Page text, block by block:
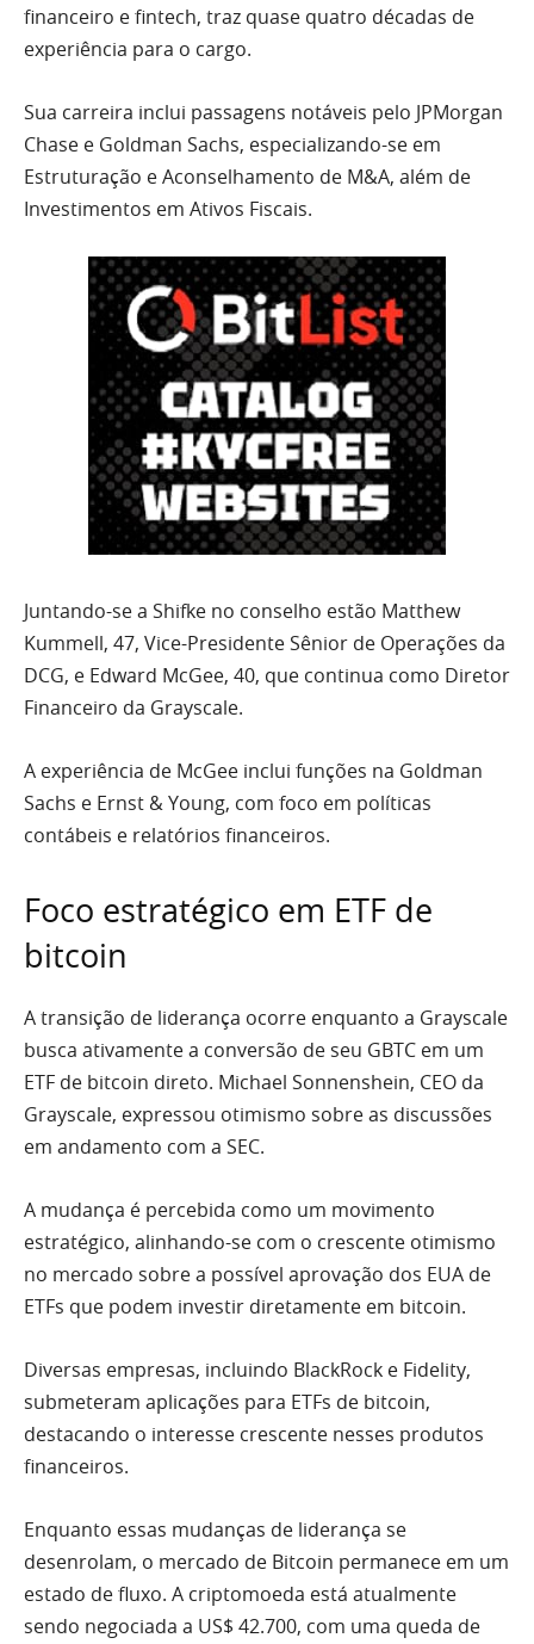
financeiro e fintech, traz quase quatro décadas de
experiência para o cargo.
Sua carreira inclui passagens notáveis pelo JPMorgan
Chase e Goldman Sachs, especializando-se em
Estruturação e Aconselhamento de M&A, além de
Investimentos em Ativos Fiscais.
Juntando-se a Shifke no conselho estão Matthew
Kummell, 47, Vice-Presidente Sênior de Operações da
DCG, e Edward McGee, 40, que continua como Diretor
Financeiro da Grayscale.
A experiência de McGee inclui funções na Goldman
Sachs e Ernst & Young, com foco em políticas
contábeis e relatórios financeiros.
Foco estratégico em ETF de
bitcoin
A transição de liderança ocorre enquanto a Grayscale
busca ativamente a conversão de seu GBTC em um
ETF de bitcoin direto. Michael Sonnenshein, CEO da
Grayscale, expressou otimismo sobre as discussões
em andamento com a SEC.
A mudança é percebida como um movimento
estratégico, alinhando-se com o crescente otimismo
no mercado sobre a possível aprovação dos EUA de
ETFs que podem investir diretamente em bitcoin.
Diversas empresas, incluindo BlackRock e Fidelity,
submeteram aplicações para ETFs de bitcoin,
destacando o interesse crescente nesses produtos
financeiros.
Enquanto essas mudanças de liderança se
desenrolam, o mercado de Bitcoin permanece em um
estado de fluxo. A criptomoeda está atualmente
sendo negociada a US$ 42.700, com uma queda de